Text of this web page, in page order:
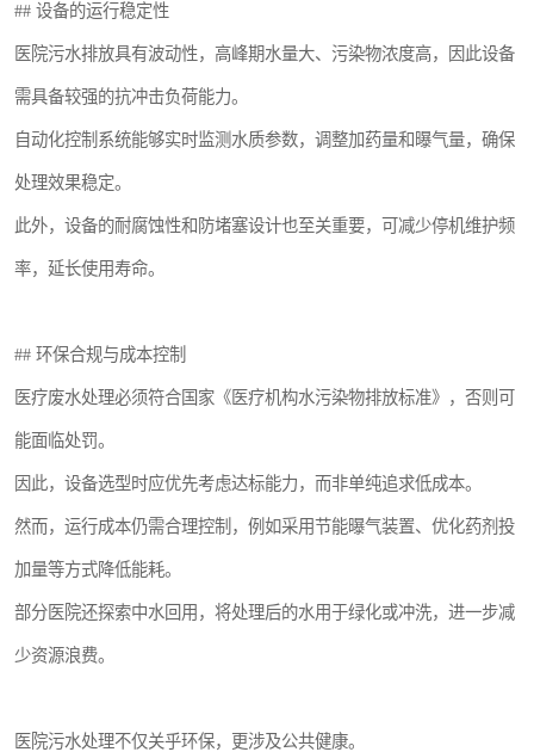
## 设备的运行稳定性
医院污水排放具有波动性，高峰期水量大、污染物浓度高，因此设备
需具备较强的抗冲击负荷能力。
自动化控制系统能够实时监测水质参数，调整加药量和曝气量，确保
处理效果稳定。
此外，设备的耐腐蚀性和防堵塞设计也至关重要，可减少停机维护频
率，延长使用寿命。
## 环保合规与成本控制
医疗废水处理必须符合国家《医疗机构水污染物排放标准》，否则可
能面临处罚。
因此，设备选型时应优先考虑达标能力，而非单纯追求低成本。
然而，运行成本仍需合理控制，例如采用节能曝气装置、优化药剂投
加量等方式降低能耗。
部分医院还探索中水回用，将处理后的水用于绿化或冲洗，进一步减
少资源浪费。
医院污水处理不仅关乎环保，更涉及公共健康。